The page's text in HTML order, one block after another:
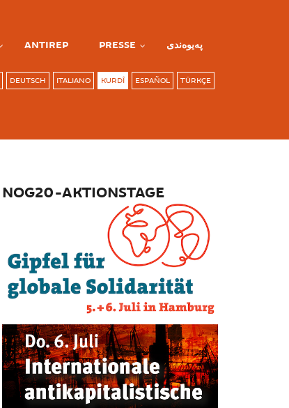
ANTIREP PRESSE پەیوەندی
DEUTSCH ITALIANO KURDÎ ESPAÑOL TÜRKÇE
NOG20-AKTIONSTAGE